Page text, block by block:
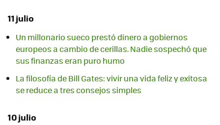
11 julio
Un millonario sueco prestó dinero a gobiernos
europeos a cambio de cerillas. Nadie sospechó que
sus finanzas eran puro humo
La filosofía de Bill Gates: vivir una vida feliz y exitosa
se reduce a tres consejos simples
10 julio